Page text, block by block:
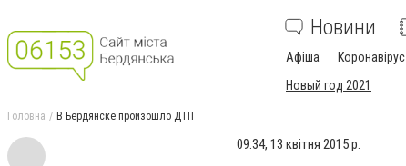
Новини
Афіша Коронавірус
Новый год 2021
Головна В Бердянске произошло ДТП
09:34, 13 квітня 2015 р.